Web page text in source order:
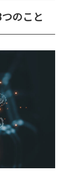
のこと